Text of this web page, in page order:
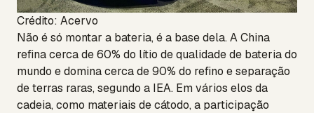
Crédito: Acervo
Não é só montar a bateria, é a base dela. A China
refina cerca de 60% do lítio de qualidade de bateria do
mundo e domina cerca de 90% do refino e separação
de terras raras, segundo a IEA. Em vários elos da
cadeia, como materiais de cátodo, a participação